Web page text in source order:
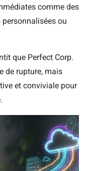
comme des
ou
que Perfect Corp.
de rupture, mais
et conviviale pour